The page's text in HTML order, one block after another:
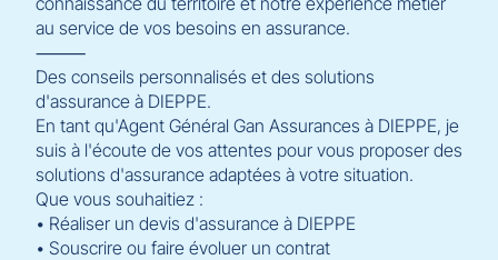
au service de vos besoins en assurance.
⸻
Des conseils personnalisés et des solutions
d'assurance à DIEPPE.
En tant qu'Agent Général Gan Assurances à DIEPPE, je
suis à l'écoute de vos attentes pour vous proposer des
solutions d'assurance adaptées à votre situation.
Que vous souhaitiez :
• Réaliser un devis d'assurance à DIEPPE
• Souscrire ou faire évoluer un contrat